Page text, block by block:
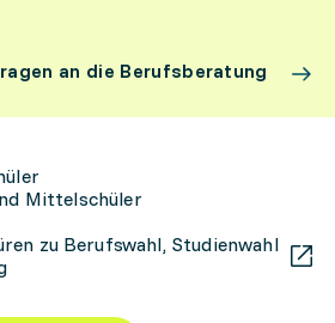
an die Berufsberatung
Mittelschüler
zu Berufswahl, Studienwahl